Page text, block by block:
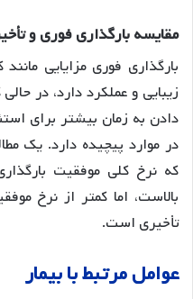
مقایسهبارگذاریفوریو
بارگذاری فوری مزایایی
زیبایی و عملکرد دارد، در
دادن به زمان بیشتر برای
در موارد پیچیده دارد. یک
تأخیری است.
عواملمرتبطبابیمار